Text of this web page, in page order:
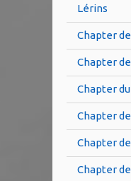
Lérins
Chapter
Chapter
Chapter
Chapter
Chapter
Chapter